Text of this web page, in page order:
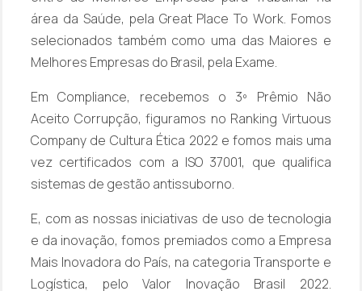
área da Saúde, pela Great Place To Work. Fomos
selecionados também como uma das Maiores e
Melhores Empresas do Brasil, pela Exame.
Em Compliance, recebemos o 3º Prêmio Não
Aceito Corrupção, figuramos no Ranking Virtuous
Company de Cultura Ética 2022 e fomos mais uma
vez certificados com a ISO 37001, que qualifica
sistemas de gestão antissuborno.
E, com as nossas iniciativas de uso de tecnologia
e da inovação, fomos premiados como a Empresa
Mais Inovadora do País, na categoria Transporte e
Logística, pelo Valor Inovação Brasil 2022.